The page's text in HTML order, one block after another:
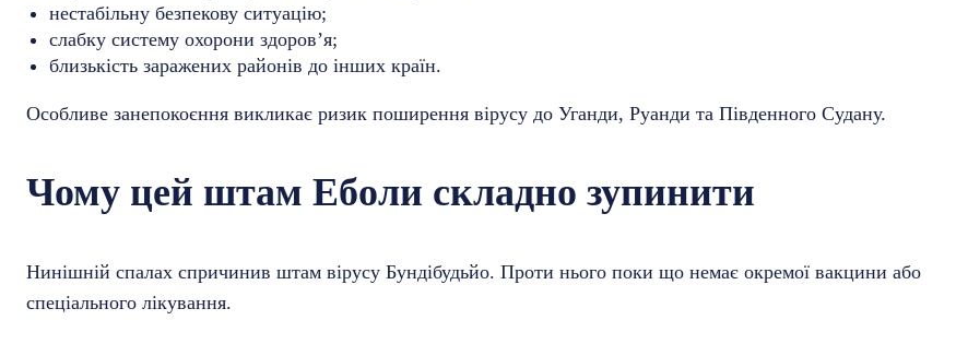
нестабільну безпекову ситуацію;
слабку систему охорони здоров’я;
близькість заражених районів до інших країн.
Особливе занепокоєння викликає ризик поширення вірусу до Уганди, Руанди та Південного Судану.
Чому цей штам Еболи складно зупинити
Нинішній спалах спричинив штам вірусу Бундібудьйо. Проти нього поки що немає окремої вакцини або
спеціального лікування.